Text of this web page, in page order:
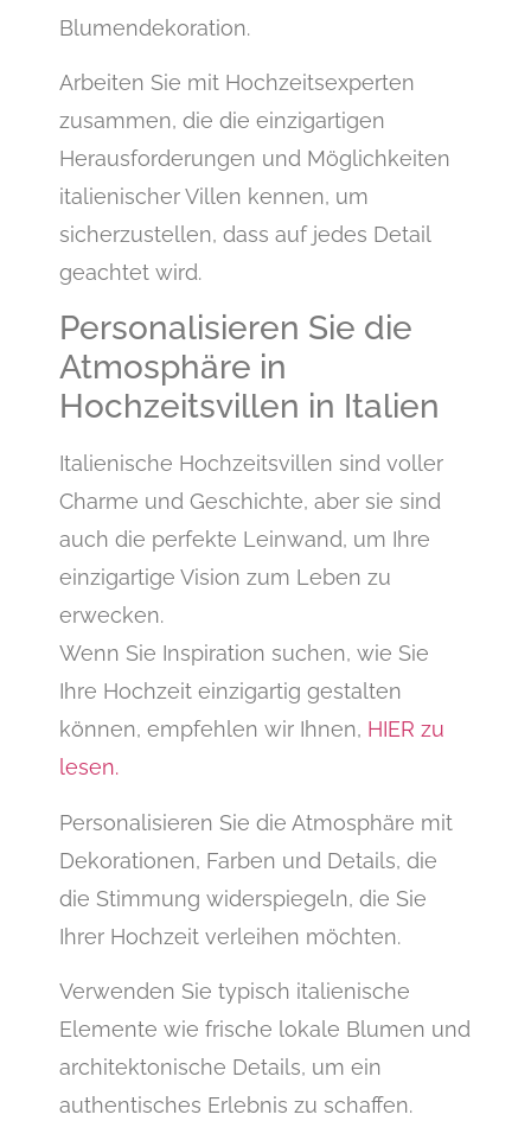
Blumendekoration.
Arbeiten Sie mit Hochzeitsexperten
zusammen, die die einzigartigen
Herausforderungen und Möglichkeiten
italienischer Villen kennen, um
sicherzustellen, dass auf jedes Detail
geachtet wird.
Personalisieren Sie die
Atmosphäre in
Hochzeitsvillen in Italien
Italienische Hochzeitsvillen sind voller
Charme und Geschichte, aber sie sind
auch die perfekte Leinwand, um Ihre
einzigartige Vision zum Leben zu
erwecken.
Wenn Sie Inspiration suchen, wie Sie
Ihre Hochzeit einzigartig gestalten
können, empfehlen wir Ihnen, HIER zu
lesen.
Personalisieren Sie die Atmosphäre mit
Dekorationen, Farben und Details, die
die Stimmung widerspiegeln, die Sie
Ihrer Hochzeit verleihen möchten.
Verwenden Sie typisch italienische
Elemente wie frische lokale Blumen und
architektonische Details, um ein
authentisches Erlebnis zu schaffen.